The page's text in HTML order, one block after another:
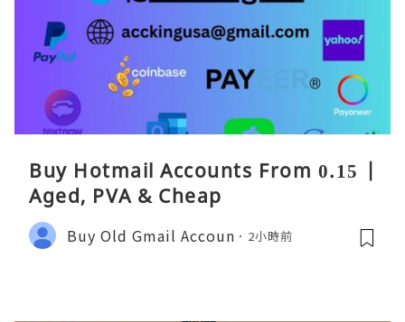
Buy Hotmail Accounts From 0.15 |
Aged, PVA & Cheap
Buy Old Gmail Accoun 2小時前